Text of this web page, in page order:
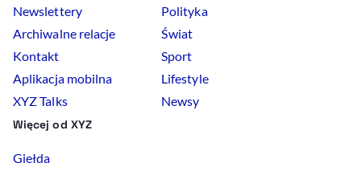
Newslettery
Archiwalne relacje
Kontakt
Aplikacja mobilna
XYZ Talks
Polityka
Świat
Sport
Lifestyle
Newsy
Więcej od XYZ
Giełda